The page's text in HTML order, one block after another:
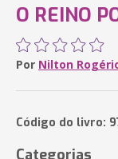
O REINO
Por Nilton
Código do livro:
Categorias